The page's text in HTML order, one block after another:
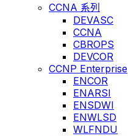
CCNA 系列
DEVASC
CCNA
CBROPS
DEVCOR
CCNP Enterprise
ENCOR
ENARSI
ENSDWI
ENWLSD
WLFNDU